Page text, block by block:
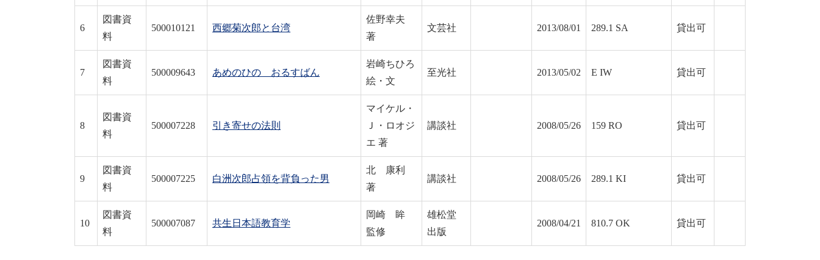
6
図書資
料
500010121 西郷菊次郎と台湾
佐野幸夫
著
文芸社 2013/08/01 289.1 SA 貸出可
7
図書資
料
500009643 あめのひの おるすばん
岩崎ちひろ
絵・文
至光社 2013/05/02 E IW 貸出可
8
図書資
料
500007228 引き寄せの法則
マイケル・
Ｊ・ロオジ
エ 著
講談社 2008/05/26 159 RO 貸出可
9
図書資
料
500007225 白洲次郎占領を背負った男
北 康利
著
講談社 2008/05/26 289.1 KI 貸出可
10
図書資
料
500007087 共生日本語教育学
岡崎 眸
監修
雄松堂
出版
2008/04/21 810.7 OK 貸出可